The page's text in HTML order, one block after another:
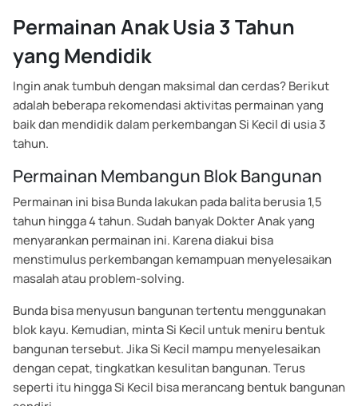
Permainan Anak Usia 3 Tahun
yang Mendidik
Ingin anak tumbuh dengan maksimal dan cerdas? Berikut
adalah beberapa rekomendasi aktivitas permainan yang
baik dan mendidik dalam perkembangan Si Kecil di usia 3
tahun.
Permainan Membangun Blok Bangunan
Permainan ini bisa Bunda lakukan pada balita berusia 1,5
tahun hingga 4 tahun. Sudah banyak Dokter Anak yang
menyarankan permainan ini. Karena diakui bisa
menstimulus perkembangan kemampuan menyelesaikan
masalah atau problem-solving.
Bunda bisa menyusun bangunan tertentu menggunakan
blok kayu. Kemudian, minta Si Kecil untuk meniru bentuk
bangunan tersebut. Jika Si Kecil mampu menyelesaikan
dengan cepat, tingkatkan kesulitan bangunan. Terus
seperti itu hingga Si Kecil bisa merancang bentuk bangunan